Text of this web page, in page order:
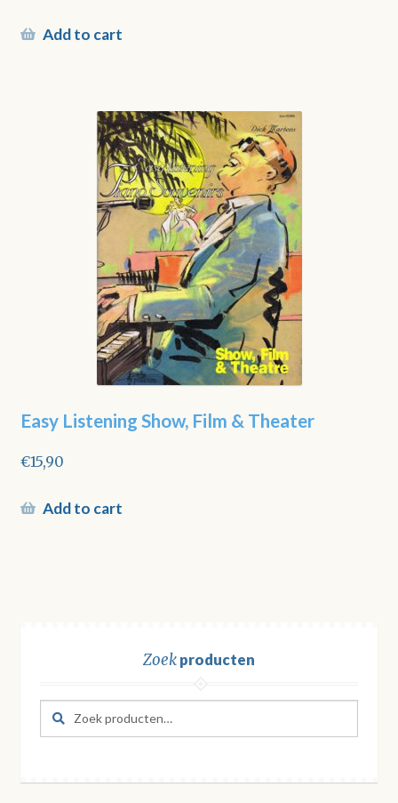
Add to cart
Easy Listening Show, Film & Theater
€15,90
Add to cart
Zoekproducten
Zoeken
naar:
Zoeken